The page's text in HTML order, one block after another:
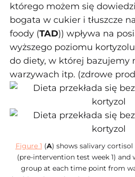
którego możem się
bogata w cukier i tłuszcze
foody (TAD)) wpływa na
wyższego poziomu
do diety, w której bazujemy
warzywach itp. (zdrowe
Figure 1 (A) shows salivary
(pre-intervention test week 1) and
group at each time point from